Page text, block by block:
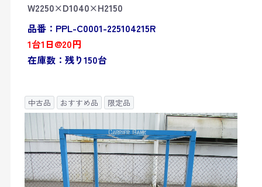
W2250×D1040×H2150
品番：PPL-C0001-225104215R
1台1日@20円
在庫数：残り150台
中古品 おすすめ品 限定品